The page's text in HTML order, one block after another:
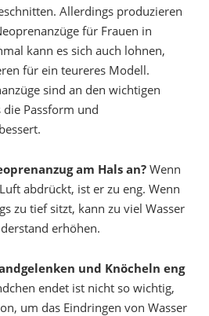
Allerdings produzieren
für Frauen in
kann es sich auch lohnen,
für ein teureres Modell.
sind an den wichtigen
Passform und
am Hals an? Wenn
abdrückt, ist er zu eng. Wenn
zu tief sitzt, kann zu viel Wasser
erhöhen.
und Knöcheln eng
endet ist nicht so wichtig,
um das Eindringen von Wasser